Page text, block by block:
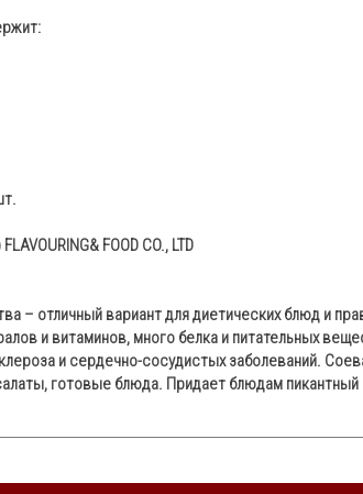
FOOD CO., LTD
– отличный вариант для диетических блюд и
и витаминов, много белка и питательных
и сердечно-сосудистых заболеваний.
готовые блюда. Придает блюдам